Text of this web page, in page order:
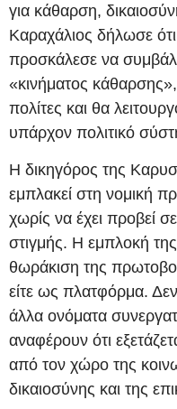
για κάθαρση,
Καραχάλιος δήλωσε
προσκάλεσε να
«κινήματος
πολίτες και θα
υπάρχον πολιτικό
Η δικηγόρος της
εμπλακεί στη νομική
χωρίς να έχει προβεί
στιγμής. Η εμπλοκή της
θωράκιση της
είτε ως πλατφόρμα.
άλλα ονόματα
αναφέρουν ότι
από τον χώρο της
δικαιοσύνης και της